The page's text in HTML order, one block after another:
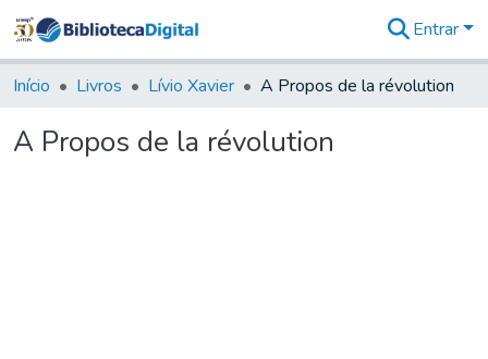
&
Coleções
Biblioteca
Entrar
Início Livros Lívio Xavier A Propos de la révolution
A Propos de la révolution